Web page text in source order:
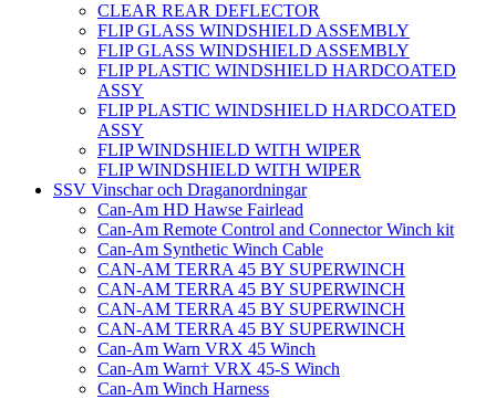
CLEAR REAR DEFLECTOR
FLIP GLASS WINDSHIELD ASSEMBLY
FLIP GLASS WINDSHIELD ASSEMBLY
FLIP PLASTIC WINDSHIELD HARDCOATED
ASSY
FLIP PLASTIC WINDSHIELD HARDCOATED
ASSY
FLIP WINDSHIELD WITH WIPER
FLIP WINDSHIELD WITH WIPER
SSV Vinschar och Draganordningar
Can-Am HD Hawse Fairlead
Can-Am Remote Control and Connector Winch kit
Can-Am Synthetic Winch Cable
CAN-AM TERRA 45 BY SUPERWINCH
CAN-AM TERRA 45 BY SUPERWINCH
CAN-AM TERRA 45 BY SUPERWINCH
CAN-AM TERRA 45 BY SUPERWINCH
Can-Am Warn VRX 45 Winch
Can-Am Warn† VRX 45-S Winch
Can-Am Winch Harness